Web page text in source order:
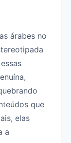
árabes no
que
elas
a